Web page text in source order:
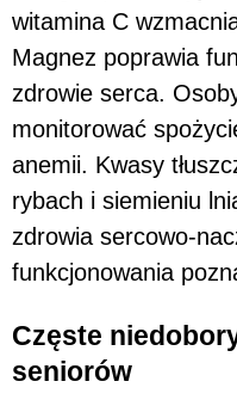
witamina C
Magnez poprawia
zdrowie serca.
monitorować
anemii. Kwasy
rybach i siemieniu
zdrowia sercowo-
funkcjonowania
Częste
seniorów